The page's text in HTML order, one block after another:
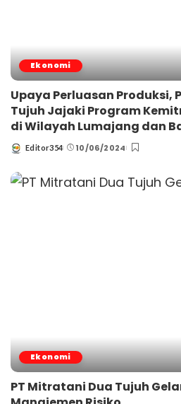
Ekonomi
Upaya Perluasan Produksi,
Tujuh Jajaki Program
di Wilayah Lumajang dan
Posted
Editor354 10/06/2024
Ekonomi
PT Mitratani Dua Tujuh